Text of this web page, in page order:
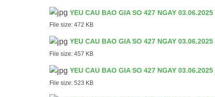
YEU CAU BAO GIA SO 427 NGAY
File size: 472 KB
YEU CAU BAO GIA SO 427 NGAY
File size: 457 KB
YEU CAU BAO GIA SO 427 NGAY
File size: 523 KB